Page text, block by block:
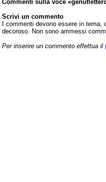
Commenti sulla voce
Scrivi un commento
I commenti devono essere in tema,
decoroso. Non sono ammessi
Per inserire un commento effettua il